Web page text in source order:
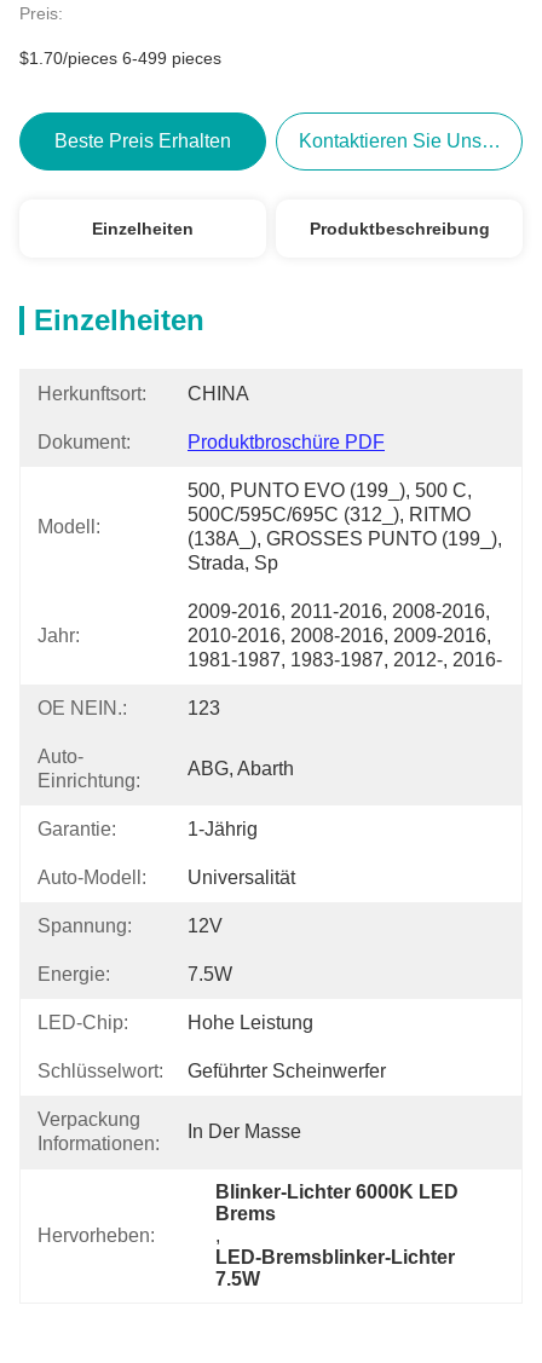
Preis:
$1.70/pieces 6-499 pieces
Beste Preis Erhalten Kontaktieren Sie Uns Jetzt
Einzelheiten Produktbeschreibung
Einzelheiten
Herkunftsort: CHINA
Dokument: Produktbroschüre PDF
Modell:
500, PUNTO EVO (199_), 500 C,
500C/595C/695C (312_), RITMO
(138A_), GROSSES PUNTO (199_),
Strada, Sp
Jahr:
2009-2016, 2011-2016, 2008-2016,
2010-2016, 2008-2016, 2009-2016,
1981-1987, 1983-1987, 2012-, 2016-
OE NEIN.: 123
Auto-
Einrichtung:
ABG, Abarth
Garantie: 1-Jährig
Auto-Modell: Universalität
Spannung: 12V
Energie: 7.5W
LED-Chip: Hohe Leistung
Schlüsselwort: Geführter Scheinwerfer
Verpackung
Informationen:
In Der Masse
Hervorheben:
Blinker-Lichter 6000K LED
Brems
,
LED-Bremsblinker-Lichter
7.5W